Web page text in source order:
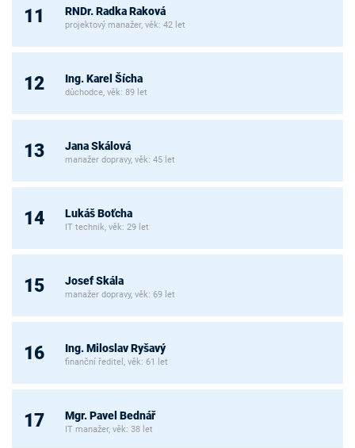
11 RNDr. Radka Raková
projektový manažer, věk: 42 let
12 Ing. Karel Šícha
důchodce, věk: 89 let
13 Jana Skálová
manažer dopravy, věk: 45 let
14 Lukáš Boťcha
IT technik, věk: 29 let
15 Josef Skála
manažer dopravy, věk: 69 let
16 Ing. Miloslav Ryšavý
finanční ředitel, věk: 61 let
17 Mgr. Pavel Bednář
IT manažer, věk: 38 let